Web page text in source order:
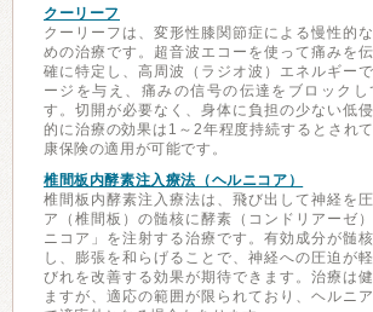
クーリーフ
クーリーフは、変形性膝関節症による慢性的
めの治療です。超音波エコーを使って痛みを
確に特定し、高周波（ラジオ波）エネルギー
ージを与え、痛みの信号の伝達をブロックし
す。切開が必要なく、身体に負担の少ない低
的に治療の効果は1～2年程度持続するとされ
康保険の適用が可能です。
椎間板内酵素注入療法（ヘルニコア）
椎間板内酵素注入療法は、飛び出して神経を
ア（椎間板）の髄核に酵素（コンドリアーゼ
ニコア」を注射する治療です。有効成分が髄
し、膨張を和らげることで、神経への圧迫が
びれを改善する効果が期待できます。治療は
ますが、適応の範囲が限られており、ヘルニ